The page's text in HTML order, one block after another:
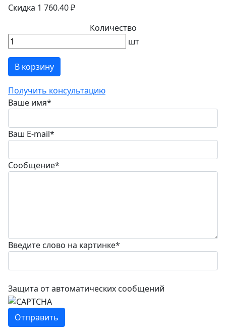
Скидка 1 760.40 ₽
Количество
шт
В корзину
Получить консультацию
Ваше имя*
Ваш E-mail*
Сообщение*
Введите слово на картинке*
Защита от автоматических сообщений